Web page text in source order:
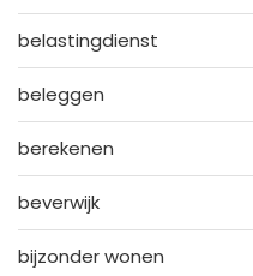
belastingdienst
beleggen
berekenen
beverwijk
bijzonder wonen